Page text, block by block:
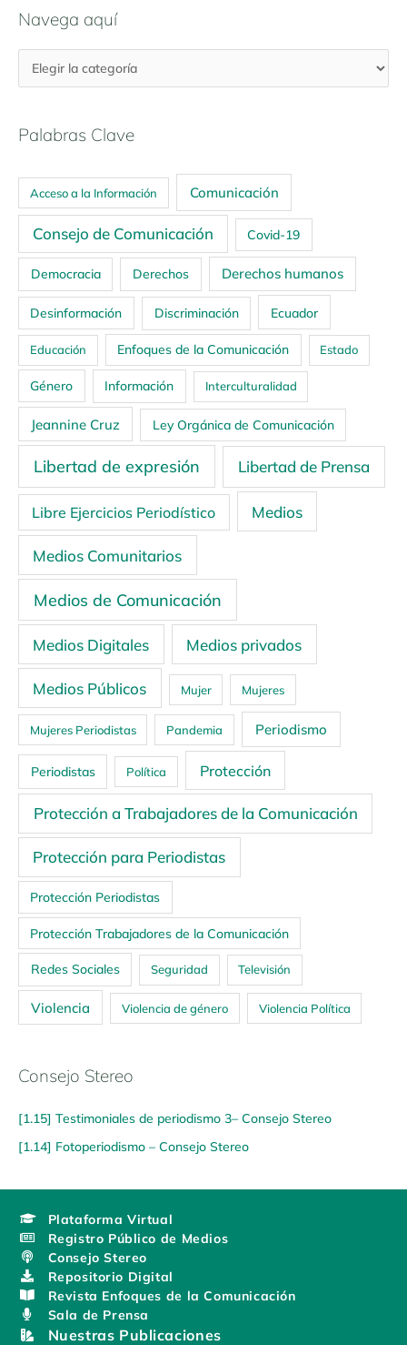
Navega aquí
Palabras Clave
Acceso a la Información Comunicación
Consejo de Comunicación Covid-19
Democracia Derechos Derechos humanos
Desinformación Discriminación Ecuador
Educación Enfoques de la Comunicación Estado
Género Información Interculturalidad
Jeannine Cruz Ley Orgánica de Comunicación
Libertad de expresión Libertad de Prensa
Libre Ejercicios Periodístico Medios
Medios Comunitarios
Medios de Comunicación
Medios Digitales Medios privados
Medios Públicos Mujer Mujeres
Mujeres Periodistas Pandemia Periodismo
Periodistas Política Protección
Protección a Trabajadores de la Comunicación
Protección para Periodistas
Protección Periodistas
Protección Trabajadores de la Comunicación
Redes Sociales Seguridad Televisión
Violencia Violencia de género Violencia Política
Consejo Stereo
[1.15] Testimoniales de periodismo 3– Consejo Stereo
[1.14] Fotoperiodismo – Consejo Stereo
Plataforma Virtual
Registro Público de Medios
Consejo Stereo
Repositorio Digital
Revista Enfoques de la Comunicación
Sala de Prensa
Nuestras Publicaciones